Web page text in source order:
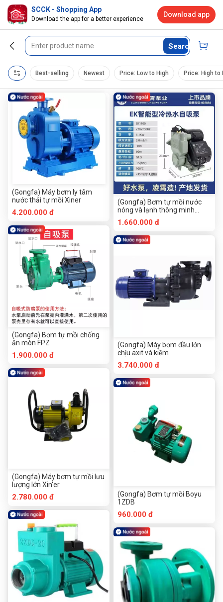
Search
Best-selling Newest Price: Low to High Price: High to
(Gongfa) Máy bơm ly tâm
nước thải tự mồi Xiner
4.200.000 đ
(Gongfa) Bơm tự mồi chống
ăn mòn FPZ
1.900.000 đ
(Gongfa) Máy bơm tự mồi lưu
lượng lớn Xin'er
2.780.000 đ
(Gongfa) Bơm tự mồi nước
nóng và lạnh thông minh
Lingxiao EK
1.660.000 đ
(Gongfa) Máy bơm đầu lớn
chịu axit và kiềm
3.740.000 đ
(Gongfa) Bơm tự mồi Boyu
1ZDB
960.000 đ
SCCK - Shopping App
Download the app for a better experience
Download app